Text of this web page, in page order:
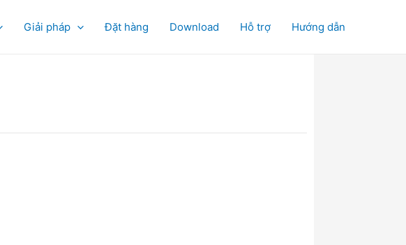
Giải pháp Đặt hàng Download Hỗ trợ Hướng dẫn